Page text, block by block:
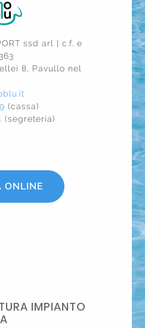
ssd arl | c.f. e
8, Pavullo nel
(cassa)
(segreteria)
ONLINE
IMPIANTO